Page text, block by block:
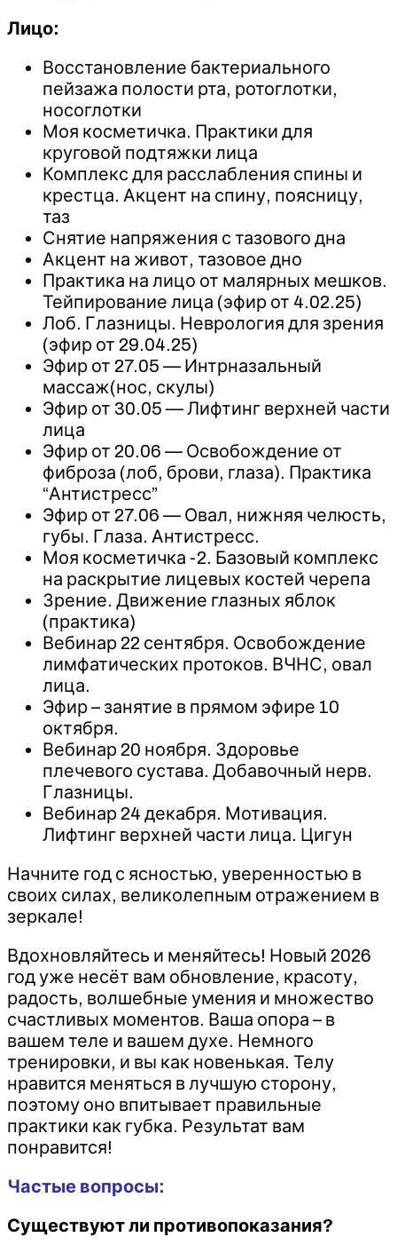
Лицо:
Восстановление бактериального
пейзажа полости рта, ротоглотки,
носоглотки
Моя косметичка. Практики для
круговой подтяжки лица
Комплекс для расслабления спины и
крестца. Акцент на спину, поясницу,
таз
Снятие напряжения с тазового дна
Акцент на живот, тазовое дно
Практика на лицо от малярных мешков.
Тейпирование лица (эфир от 4.02.25)
Лоб. Глазницы. Неврология для зрения
(эфир от 29.04.25)
Эфир от 27.05 — Интрназальный
массаж(нос, скулы)
Эфир от 30.05 — Лифтинг верхней части
лица
Эфир от 20.06 — Освобождение от
фиброза (лоб, брови, глаза). Практика
“Антистресс”
Эфир от 27.06 — Овал, нижняя челюсть,
губы. Глаза. Антистресс.
Моя косметичка -2. Базовый комплекс
на раскрытие лицевых костей черепа
Зрение. Движение глазных яблок
(практика)
Вебинар 22 сентября. Освобождение
лимфатических протоков. ВЧНС, овал
лица.
Эфир – занятие в прямом эфире 10
октября.
Вебинар 20 ноября. Здоровье
плечевого сустава. Добавочный нерв.
Глазницы.
Вебинар 24 декабря. Мотивация.
Лифтинг верхней части лица. Цигун
Начните год с ясностью, уверенностью в
своих силах, великолепным отражением в
зеркале!
Вдохновляйтесь и меняйтесь! Новый 2026
год уже несёт вам обновление, красоту,
радость, волшебные умения и множество
счастливых моментов. Ваша опора – в
вашем теле и вашем духе. Немного
тренировки, и вы как новенькая. Телу
нравится меняться в лучшую сторону,
поэтому оно впитывает правильные
практики как губка. Результат вам
понравится!
Частые вопросы:
Существуют ли противопоказания?